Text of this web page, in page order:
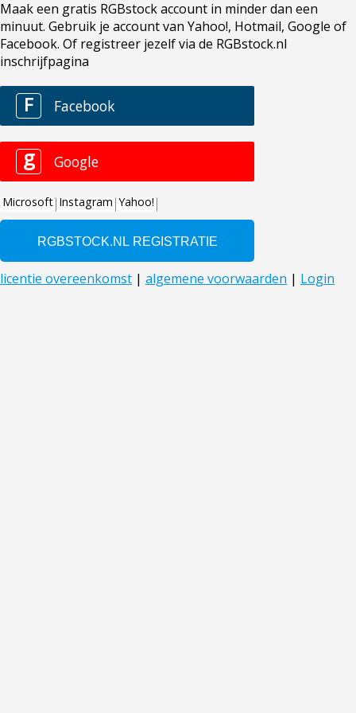
Maak een gratis RGBstock account in minder dan een
minuut. Gebruik je account van Yahoo!, Hotmail, Google of
Facebook. Of registreer jezelf via de RGBstock.nl
inschrijfpagina
F Facebook
g Google
Microsoft Instagram Yahoo!
licentie overeenkomst | algemene voorwaarden | Login